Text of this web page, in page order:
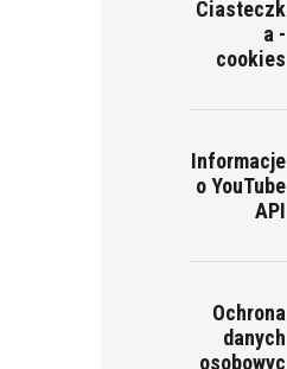
Ciasteczk
a -
cookies
Informacje
o YouTube
API
Ochrona
danych
osobowyc